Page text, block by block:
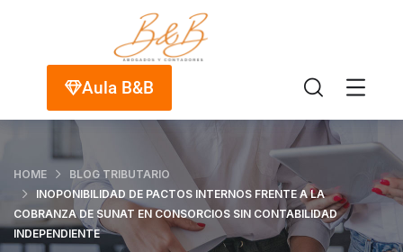
Aula B&B
HOME
BLOG TRIBUTARIO
INOPONIBILIDAD DE PACTOS INTERNOS FRENTE A LA
COBRANZA DE SUNAT EN CONSORCIOS SIN CONTABILIDAD
INDEPENDIENTE